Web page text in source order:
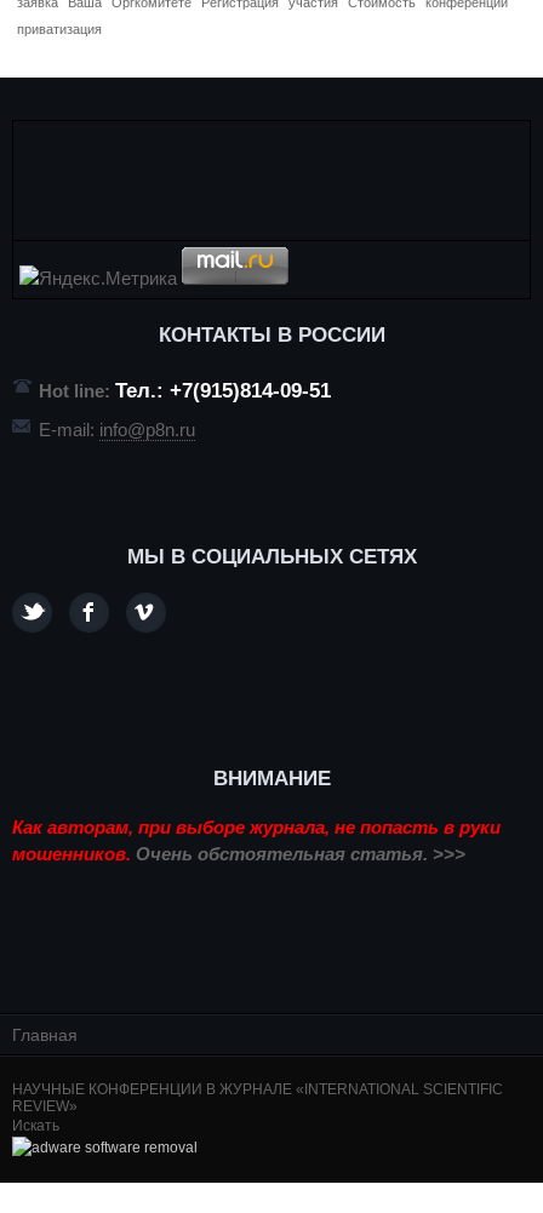
приватизация
КОНТАКТЫ В РОССИИ
Hot line: Тел.: +7(915)814-09-51
E-mail: info@p8n.ru
МЫ В СОЦИАЛЬНЫХ СЕТЯХ
ВНИМАНИЕ
Как авторам, при выборе журнала, не попасть в руки
мошенников. Очень обстоятельная статья. >>>
Главная
НАУЧНЫЕ КОНФЕРЕНЦИИ В ЖУРНАЛЕ «INTERNATIONAL SCIENTIFIC
REVIEW»
Искать